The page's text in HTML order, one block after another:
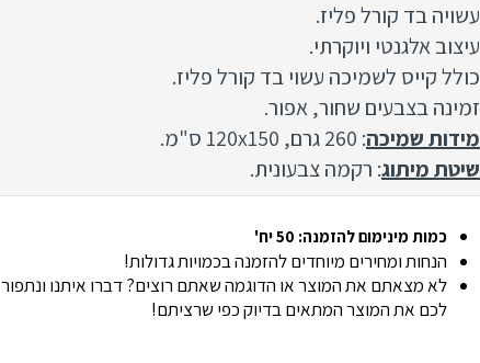
עשויה בד קורל פליז.
עיצוב אלגנטי ויוקרתי.
כולל קייס לשמיכה עשוי בד קורל פליז.
זמינה בצבעים שחור, אפור.
מידות שמיכה: 260 גרם, 120x150 ס"מ.
שיטת מיתוג: רקמה צבעונית.
כמות מינימום להזמנה: 50 יח'
הנחות ומחירים מיוחדים להזמנה בכמויות גדולות!
לא מצאתם את המוצר או הדוגמה שאתם רוצים? דברו איתנו ונתפור
לכם את המוצר המתאים בדיוק כפי שרציתם!